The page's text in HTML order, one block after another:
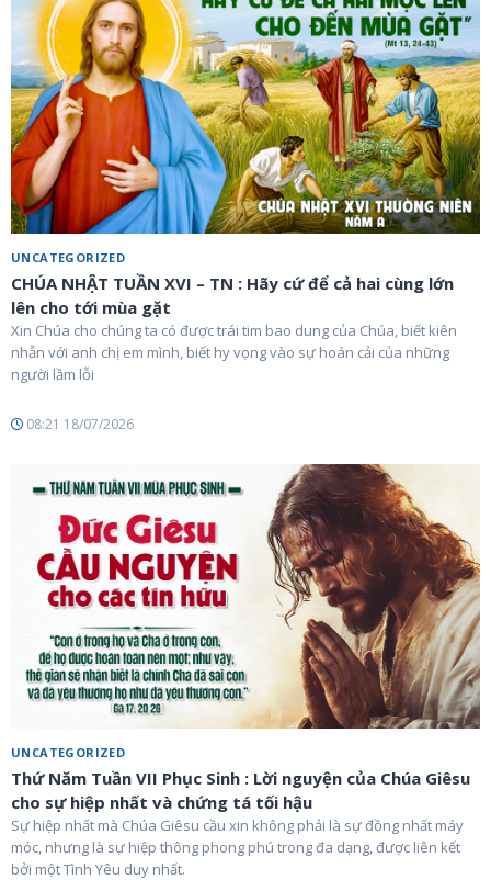
UNCATEGORIZED
CHÚA NHẬT TUẦN XVI – TN : Hãy cứ để cả hai cùng lớn
lên cho tới mùa gặt
Xin Chúa cho chúng ta có được trái tim bao dung của Chúa, biết kiên
nhẫn với anh chị em mình, biết hy vọng vào sự hoán cải của những
người lầm lỗi
08:21 18/07/2026
UNCATEGORIZED
Thứ Năm Tuần VII Phục Sinh : Lời nguyện của Chúa Giêsu
cho sự hiệp nhất và chứng tá tối hậu
Sự hiệp nhất mà Chúa Giêsu cầu xin không phải là sự đồng nhất máy
móc, nhưng là sự hiệp thông phong phú trong đa dạng, được liên kết
bởi một Tình Yêu duy nhất.